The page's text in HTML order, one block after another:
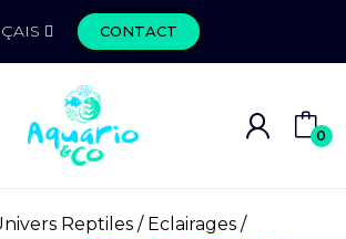
CONTACT
0
Reptiles
Eclairages